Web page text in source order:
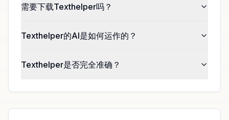
需要下载Texthelper吗？
Texthelper的AI是如何运作的？
Texthelper是否完全准确？